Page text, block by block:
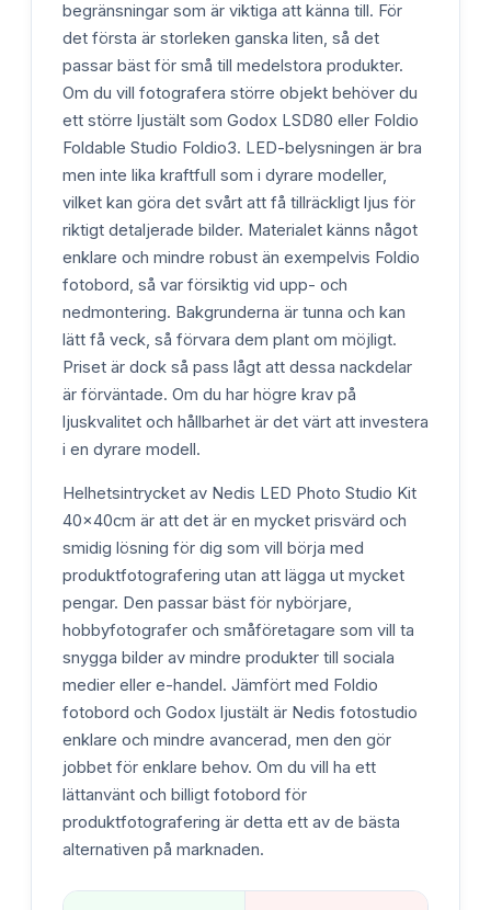
begränsningar som är viktiga att känna till. För
det första är storleken ganska liten, så det
passar bäst för små till medelstora produkter.
Om du vill fotografera större objekt behöver du
ett större ljustält som Godox LSD80 eller Foldio
Foldable Studio Foldio3. LED-belysningen är bra
men inte lika kraftfull som i dyrare modeller,
vilket kan göra det svårt att få tillräckligt ljus för
riktigt detaljerade bilder. Materialet känns något
enklare och mindre robust än exempelvis Foldio
fotobord, så var försiktig vid upp- och
nedmontering. Bakgrunderna är tunna och kan
lätt få veck, så förvara dem plant om möjligt.
Priset är dock så pass lågt att dessa nackdelar
är förväntade. Om du har högre krav på
ljuskvalitet och hållbarhet är det värt att investera
i en dyrare modell.
Helhetsintrycket av Nedis LED Photo Studio Kit
40x40cm är att det är en mycket prisvärd och
smidig lösning för dig som vill börja med
produktfotografering utan att lägga ut mycket
pengar. Den passar bäst för nybörjare,
hobbyfotografer och småföretagare som vill ta
snygga bilder av mindre produkter till sociala
medier eller e-handel. Jämfört med Foldio
fotobord och Godox ljustält är Nedis fotostudio
enklare och mindre avancerad, men den gör
jobbet för enklare behov. Om du vill ha ett
lättanvänt och billigt fotobord för
produktfotografering är detta ett av de bästa
alternativen på marknaden.